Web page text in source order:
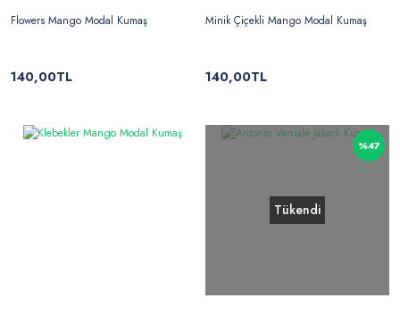
Flowers Mango Modal Kumaş
140,00TL
Minik Çiçekli Mango Modal Kumaş
140,00TL
%47
Tükendi